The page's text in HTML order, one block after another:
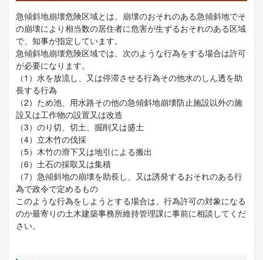
急傾斜地崩壊危険区域とは、崩壊のおそれのある急傾斜地でそ
の崩壊により相当数の居住者に危害が生ずるおそれのある区域
で、知事が指定しています。
急傾斜地崩壊危険区域では、次のような行為をする場合は許可
が必要になります。
（1）水を放流し、又は停滞させる行為その他水のしん透を助
長する行為
（2）ため池、用水路その他の急傾斜地崩壊防止施設以外の施
設又は工作物の設置又は改造
（3）のり切、切土、掘削又は盛土
（4）立木竹の伐採
（5）木竹の滑下又は地引による搬出
（6）土石の採取又は集積
（7）急傾斜地の崩壊を助長し、又は誘発するおそれのある行
為で政令で定めるもの
このような行為をしようとする場合は、行為許可の対象になる
のか最寄りの土木建築事務所維持管理課に事前に相談してくだ
さい。